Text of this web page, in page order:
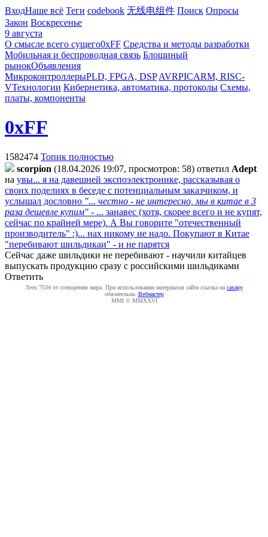
ВходНаше всё Теги codebook 无线电组件 Поиск Опросы
Закон Воскресенье
9 августа
О смысле всего сущего0xFF Средства и методы разработки
Мобильная и беспроводная связь Блошиный
рынокОбъявления
МикроконтроллерыPLD, FPGA, DSP AVRPICARM, RISC-
VТехнологии Кибернетика, автоматика, протоколы Схемы,
платы, компоненты
0xFF
1582474 Топик полностью
scorpion (18.04.2026 19:07, просмотров: 58) ответил Adept
на увы... я на давешней экспоэлектронике, рассказывая о
своих поделиях в беседе с потенциальным заказчиком, и
услышал дословно "... честно - не интересно, мы в китае в 3
раза дешевле купим" - ... занавес (хотя, скорее всего и не купят,
сейчас по крайней мере). А Вы говорите "отечественный
производитель" :)... нах никому не надо. Покупают в Китае
"перебивают шильдикаи" - и не парятся
Сейчас даже шильдики не перебивают - научили китайцев
выпускать продукцию сразу с российскими шильдиками
Ответить
Лето 7534 от сотворения мира. При использовании материалов сайта ссылка на caxapу
обязательна. Вебмастер
MMI © MMXXVI